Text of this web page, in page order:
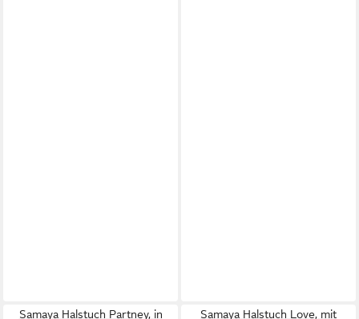
Samaya Halstuch Partney, in
Samaya Halstuch Love, mit